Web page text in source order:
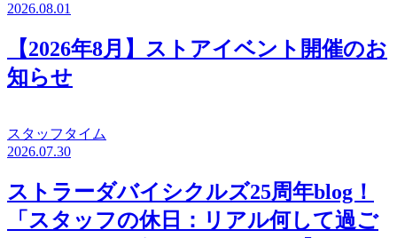
2026.08.01
【2026年8月】ストアイベント開催のお
知らせ
スタッフタイム
2026.07.30
ストラーダバイシクルズ25周年blog！
「スタッフの休日：リアル何して過ご